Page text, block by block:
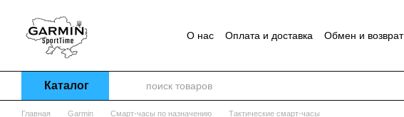
О нас Оплата и доставка Обмен и возврат
Каталог
Главная Garmin Смарт-часы по назначению Тактические смарт-часы